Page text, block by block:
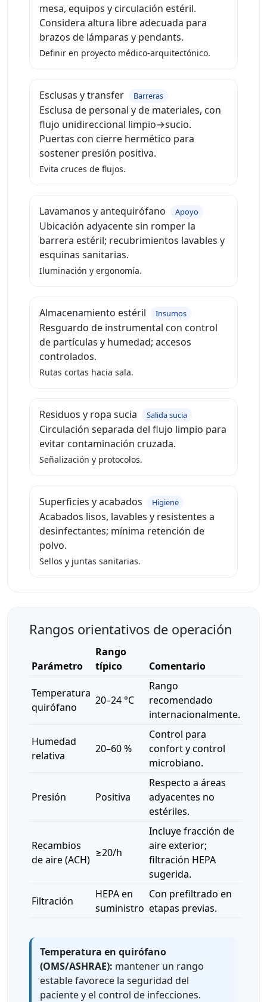
mesa, equipos y circulación estéril.
Considera altura libre adecuada para
brazos de lámparas y pendants.
Definir en proyecto médico-arquitectónico.
Esclusas y transfer Barreras
Esclusa de personal y de materiales, con
flujo unidireccional limpio→sucio.
Puertas con cierre hermético para
sostener presión positiva.
Evita cruces de flujos.
Lavamanos y antequirófano Apoyo
Ubicación adyacente sin romper la
barrera estéril; recubrimientos lavables y
esquinas sanitarias.
Iluminación y ergonomía.
Almacenamiento estéril Insumos
Resguardo de instrumental con control
de partículas y humedad; accesos
controlados.
Rutas cortas hacia sala.
Residuos y ropa sucia Salida sucia
Circulación separada del flujo limpio para
evitar contaminación cruzada.
Señalización y protocolos.
Superficies y acabados Higiene
Acabados lisos, lavables y resistentes a
desinfectantes; mínima retención de
polvo.
Sellos y juntas sanitarias.
Rangos orientativos de operación
Parámetro
Rango
típico
Comentario
Temperatura
quirófano
20–24 °C
Rango
recomendado
internacionalmente.
Humedad
relativa
20–60 %
Control para
confort y control
microbiano.
Presión Positiva
Respecto a áreas
adyacentes no
estériles.
Recambios
de aire (ACH)
≥20/h
Incluye fracción de
aire exterior;
filtración HEPA
sugerida.
Filtración
HEPA en
suministro
Con prefiltrado en
etapas previas.
Temperatura en quirófano
(OMS/ASHRAE): mantener un rango
estable favorece la seguridad del
paciente y el control de infecciones.